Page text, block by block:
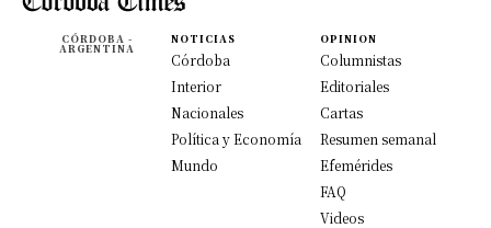
CÓRDOBA -
ARGENTINA
NOTICIAS
Córdoba
Interior
Nacionales
Política y Economía
Mundo
OPINION
Columnistas
Editoriales
Cartas
Resumen semanal
Efemérides
FAQ
Videos